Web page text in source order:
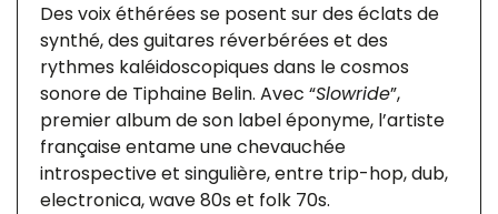
Des voix éthérées se posent sur des éclats de
synthé, des guitares réverbérées et des
rythmes kaléidoscopiques dans le cosmos
sonore de Tiphaine Belin. Avec “Slowride”,
premier album de son label éponyme, l’artiste
française entame une chevauchée
introspective et singulière, entre trip-hop, dub,
electronica, wave 80s et folk 70s.